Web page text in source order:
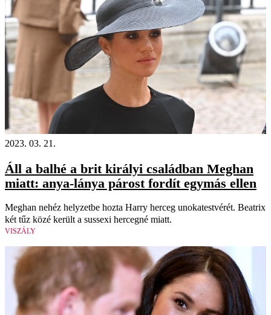
2023. 03. 21.
Áll a balhé a brit királyi családban Meghan
miatt: anya-lánya párost fordít egymás ellen
Meghan nehéz helyzetbe hozta Harry herceg unokatestvérét. Beatrix
két tűz közé került a sussexi hercegné miatt.
VISZÁLY